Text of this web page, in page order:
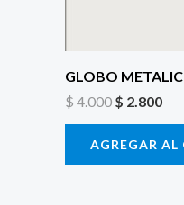
GLOBO
$4.000 $ 2.800
AGREGAR AL